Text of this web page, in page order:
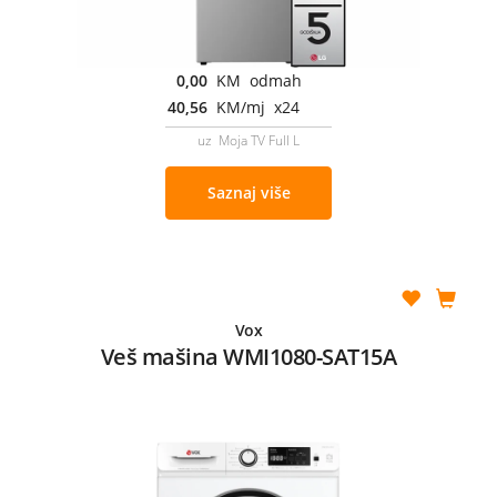
0,00 KM odmah
40,56 KM/mj x24
uz Moja TV Full L
Saznaj više
Vox
Veš mašina WMI1080-SAT15A